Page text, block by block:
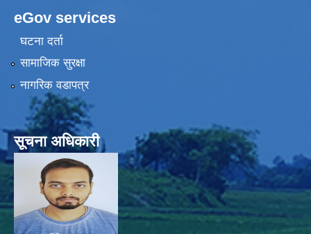
eGov services
घटना दर्ता
सामाजिक सुरक्षा
नागरिक वडापत्र
सूचना अधिकारी